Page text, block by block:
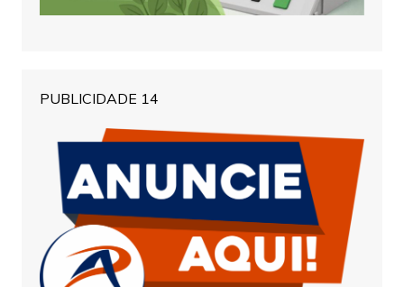
PUBLICIDADE 14